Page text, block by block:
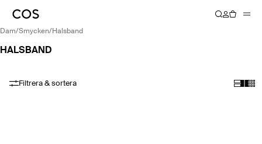
dam/ smycken/ halsband
HALSBAND
Filtrera & sortera